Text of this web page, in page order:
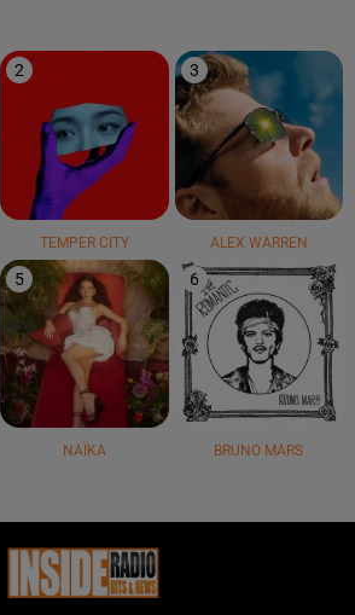
2
TEMPER CITY
3
ALEX WARREN
5
NAÏKA
6
BRUNO MARS